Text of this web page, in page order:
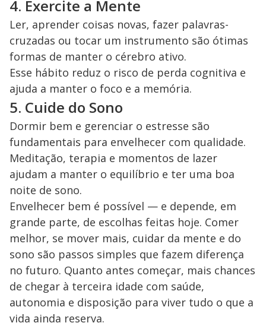
4. Exercite a Mente
Ler, aprender coisas novas, fazer palavras-
cruzadas ou tocar um instrumento são ótimas
formas de manter o cérebro ativo.
Esse hábito reduz o risco de perda cognitiva e
ajuda a manter o foco e a memória.
5. Cuide do Sono
Dormir bem e gerenciar o estresse são
fundamentais para envelhecer com qualidade.
Meditação, terapia e momentos de lazer
ajudam a manter o equilíbrio e ter uma boa
noite de sono.
Envelhecer bem é possível — e depende, em
grande parte, de escolhas feitas hoje. Comer
melhor, se mover mais, cuidar da mente e do
sono são passos simples que fazem diferença
no futuro. Quanto antes começar, mais chances
de chegar à terceira idade com saúde,
autonomia e disposição para viver tudo o que a
vida ainda reserva.